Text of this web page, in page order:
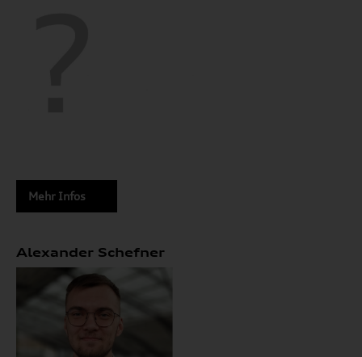
Mehr Infos
Alexander Schefner